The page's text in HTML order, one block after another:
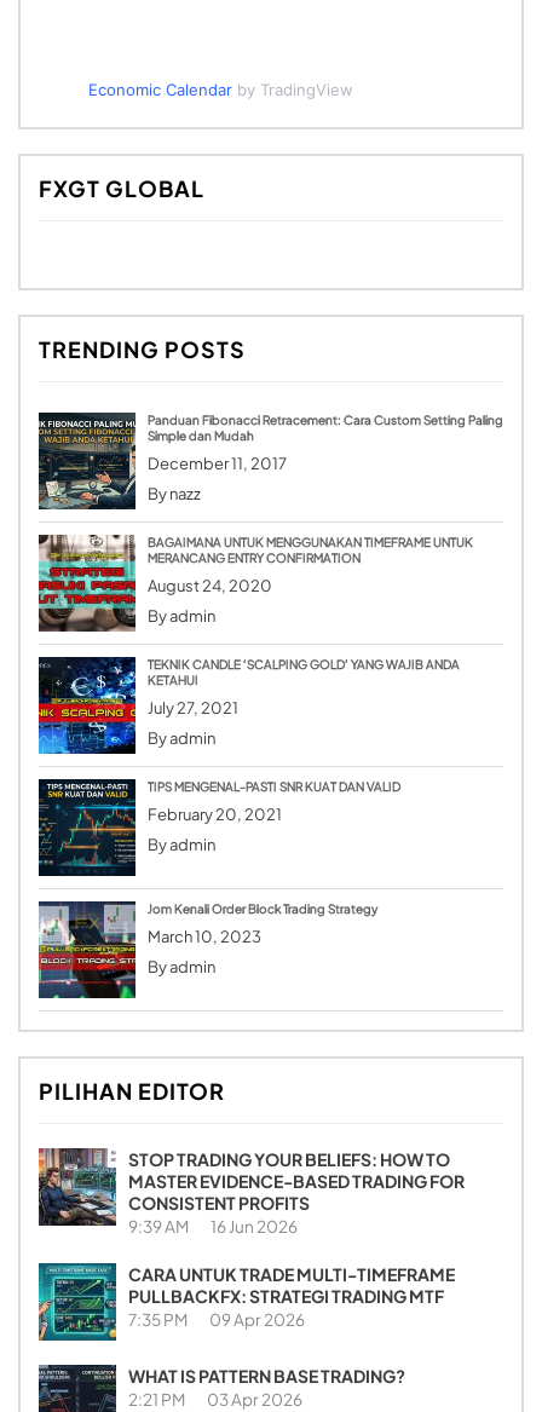
Economic Calendarby TradingView
FXGT GLOBAL
TRENDING POSTS
Panduan Fibonacci Retracement: Cara Custom Setting Paling
Simple dan Mudah
December 11, 2017
Bynazz
BAGAIMANA UNTUK MENGGUNAKAN TIMEFRAME UNTUK
MERANCANG ENTRY CONFIRMATION
August 24, 2020
Byadmin
TEKNIK CANDLE ‘SCALPING GOLD’ YANG WAJIB ANDA
KETAHUI
July 27, 2021
Byadmin
TIPS MENGENAL-PASTI SNR KUAT DAN VALID
February 20, 2021
Byadmin
Jom Kenali Order Block Trading Strategy
March 10, 2023
Byadmin
PILIHAN EDITOR
STOP TRADING YOUR BELIEFS: HOW TO
MASTER EVIDENCE-BASED TRADING FOR
CONSISTENT PROFITS
9:39 AM 16 Jun 2026
CARA UNTUK TRADE MULTI-TIMEFRAME
PULLBACKFX: STRATEGI TRADING MTF
7:35 PM 09 Apr 2026
WHAT IS PATTERN BASE TRADING?
2:21 PM 03 Apr 2026